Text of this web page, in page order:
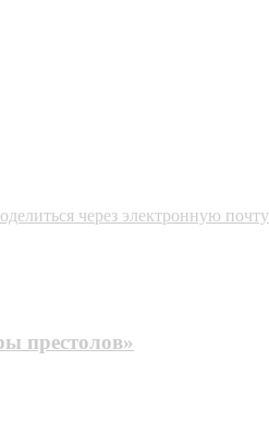
через электронную почту
престолов»